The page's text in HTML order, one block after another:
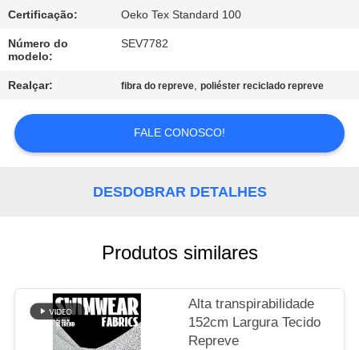
CONTROLE
DA
QUALIDADE
CONTACTE-
NOS
NOTÍCIA
MAPA
DO
Certificação: Oeko Tex Standard 100
Número do
modelo:
SEV7782
Realçar: fibra do repreve,poliéster reciclado repreve
FALE CONOSCO!
DESDOBRAR DETALHES
Produtos similares
Alta transpirabilidade
152cm Largura Tecido
Repreve